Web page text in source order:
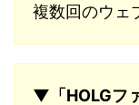
複数回のウェ
▼「HOLGフ